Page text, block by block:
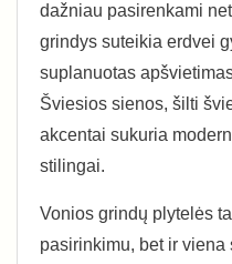
dažniau pasirenkami
grindys suteikia erdvei
suplanuotas
Šviesios sienos, šilti
akcentai sukuria
stilingai.
Vonios grindų plytelės
pasirinkimu, bet ir